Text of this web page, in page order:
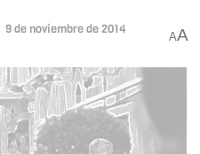
9 de noviembre de 2014
AA